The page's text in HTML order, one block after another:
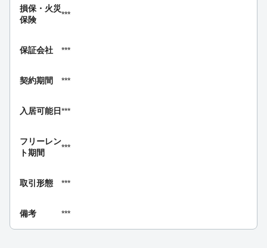
損保・ 火災
保険
***
保証会社 ***
契約期間 ***
入居可能日***
フリーレン
ト期間
***
取引形態 ***
備考 ***